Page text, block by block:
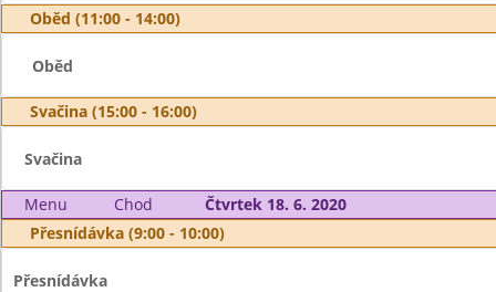
Oběd (11:00 - 14:00)
Oběd
Svačina (15:00 - 16:00)
Svačina
Menu Chod
Čtvrtek 18. 6. 2020
Přesnídávka (9:00 - 10:00)
Přesnídávka